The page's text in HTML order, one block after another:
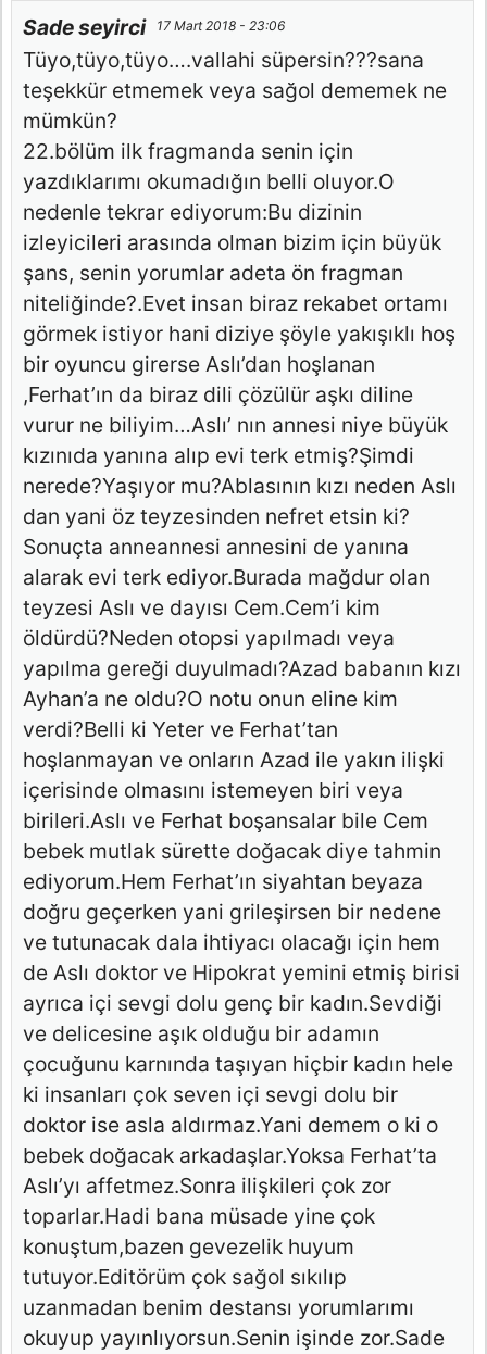
Sade seyirci 17 Mart 2018 - 23:06
Tüyo,tüyo,tüyo….vallahi süpersin???sana
teşekkür etmemek veya sağol dememek ne
mümkün?
22.bölüm ilk fragmanda senin için
yazdıklarımı okumadığın belli oluyor.O
nedenle tekrar ediyorum:Bu dizinin
izleyicileri arasında olman bizim için büyük
şans, senin yorumlar adeta ön fragman
niteliğinde?.Evet insan biraz rekabet ortamı
görmek istiyor hani diziye şöyle yakışıklı hoş
bir oyuncu girerse Aslı’dan hoşlanan
,Ferhat’ın da biraz dili çözülür aşkı diline
vurur ne biliyim…Aslı’ nın annesi niye büyük
kızınıda yanına alıp evi terk etmiş?Şimdi
nerede?Yaşıyor mu?Ablasının kızı neden Aslı
dan yani öz teyzesinden nefret etsin ki?
Sonuçta anneannesi annesini de yanına
alarak evi terk ediyor.Burada mağdur olan
teyzesi Aslı ve dayısı Cem.Cem’i kim
öldürdü?Neden otopsi yapılmadı veya
yapılma gereği duyulmadı?Azad babanın kızı
Ayhan’a ne oldu?O notu onun eline kim
verdi?Belli ki Yeter ve Ferhat’tan
hoşlanmayan ve onların Azad ile yakın ilişki
içerisinde olmasını istemeyen biri veya
birileri.Aslı ve Ferhat boşansalar bile Cem
bebek mutlak sürette doğacak diye tahmin
ediyorum.Hem Ferhat’ın siyahtan beyaza
doğru geçerken yani grileşirsen bir nedene
ve tutunacak dala ihtiyacı olacağı için hem
de Aslı doktor ve Hipokrat yemini etmiş birisi
ayrıca içi sevgi dolu genç bir kadın.Sevdiği
ve delicesine aşık olduğu bir adamın
çocuğunu karnında taşıyan hiçbir kadın hele
ki insanları çok seven içi sevgi dolu bir
doktor ise asla aldırmaz.Yani demem o ki o
bebek doğacak arkadaşlar.Yoksa Ferhat’ta
Aslı’yı affetmez.Sonra ilişkileri çok zor
toparlar.Hadi bana müsade yine çok
konuştum,bazen gevezelik huyum
tutuyor.Editörüm çok sağol sıkılıp
uzanmadan benim destansı yorumlarımı
okuyup yayınlıyorsun.Senin işinde zor.Sade